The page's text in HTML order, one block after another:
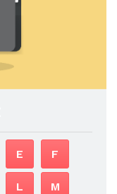
E F
L M